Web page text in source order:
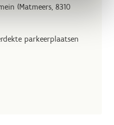
(Matmeers, 8310
parkeerplaatsen